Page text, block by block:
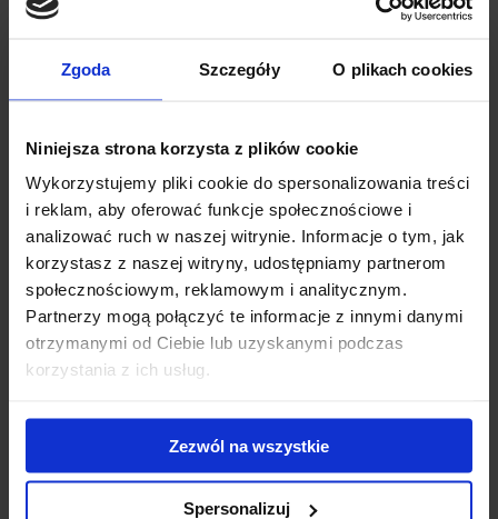
Zgoda Szczegóły O plikach cookies
Niniejsza strona korzysta z plików cookie
Wykorzystujemy pliki cookie do spersonalizowania treści
i reklam, aby oferować funkcje społecznościowe i
analizować ruch w naszej witrynie. Informacje o tym, jak
korzystasz z naszej witryny, udostępniamy partnerom
społecznościowym, reklamowym i analitycznym.
Partnerzy mogą połączyć te informacje z innymi danymi
otrzymanymi od Ciebie lub uzyskanymi podczas
korzystania z ich usług.
Zezwól na wszystkie
Spersonalizuj
Opis produktu
Stopy Thule Evo Raised Rail do relingów tradycyjnych.
Specyfikacja
ID produktu 13535-17538
kod EAN